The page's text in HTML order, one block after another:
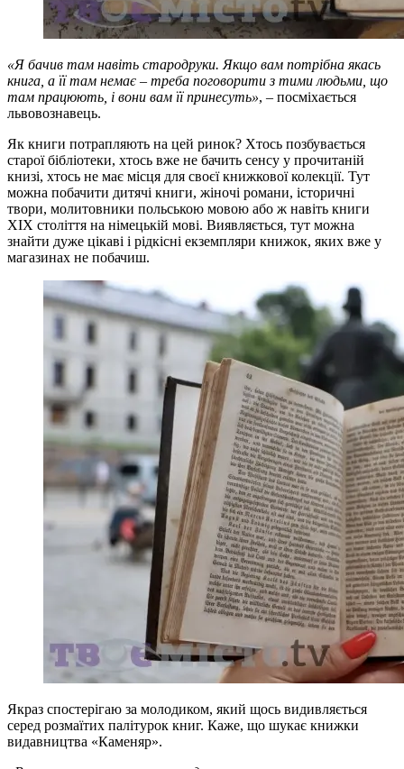
«Я бачив там навіть стародруки. Якщо вам потрібна якась
книга, а її там немає – треба поговорити з тими людьми, що
там працюють, і вони вам її принесуть», – посміхається
львовознавець.
Як книги потрапляють на цей ринок? Хтось позбувається
старої бібліотеки, хтось вже не бачить сенсу у прочитаній
книзі, хтось не має місця для своєї книжкової колекції. Тут
можна побачити дитячі книги, жіночі романи, історичні
твори, молитовники польською мовою або ж навіть книги
XIX століття на німецькій мові. Виявляється, тут можна
знайти дуже цікаві і рідкісні екземпляри книжок, яких вже у
магазинах не побачиш.
Якраз спостерігаю за молодиком, який щось видивляється
серед розмаїтих палітурок книг. Каже, що шукає книжки
видавництва «Каменяр».